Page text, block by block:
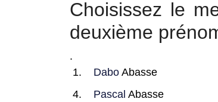
Choisissez le
deuxième
.
Dabo Abasse
Pascal Abasse